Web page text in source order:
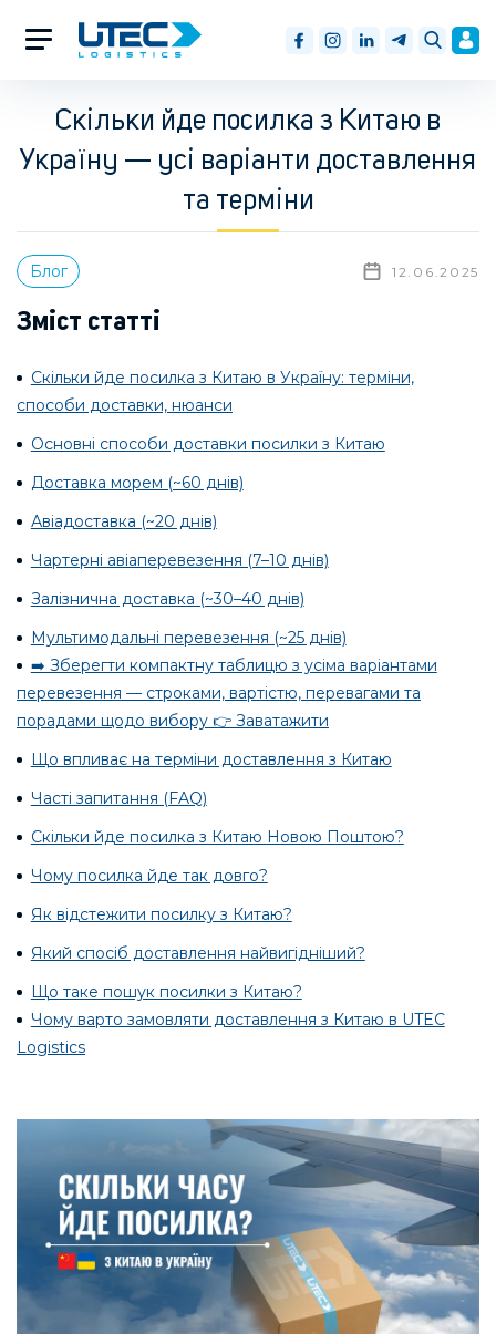
Скільки йде посилка з Китаю в
Україну — усі варіанти доставлення
та терміни
Блог 12.06.2025
Зміст статті
Скільки йде посилка з Китаю в Україну: терміни,
способи доставки, нюанси
Основні способи доставки посилки з Китаю
Доставка морем (~60 днів)
Авіадоставка (~20 днів)
Чартерні авіаперевезення (7–10 днів)
Залізнична доставка (~30–40 днів)
Мультимодальні перевезення (~25 днів)
➡️ Зберегти компактну таблицю з усіма варіантами
перевезення — строками, вартістю, перевагами та
порадами щодо вибору 👉 Заватажити
Що впливає на терміни доставлення з Китаю
Часті запитання (FAQ)
Скільки йде посилка з Китаю Новою Поштою?
Чому посилка йде так довго?
Як відстежити посилку з Китаю?
Який спосіб доставлення найвигідніший?
Що таке пошук посилки з Китаю?
Чому варто замовляти доставлення з Китаю в UTEC
Logistics